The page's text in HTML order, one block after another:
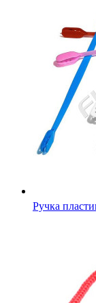
Ручка